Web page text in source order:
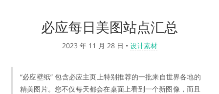
必应每日美图站点汇总
2023 年 11 月 28 日 • 设计素材
“必应壁纸” 包含必应主页上特别推荐的一批来自世界各地的
精美图片。您不仅每天都会在桌面上看到一个新图像，而且